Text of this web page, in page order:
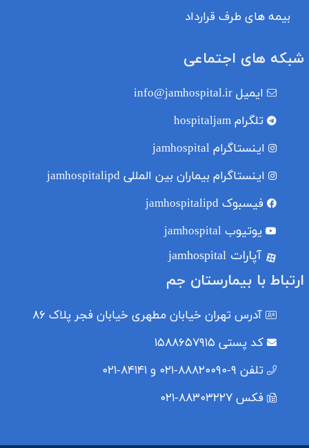
بیمه های طرف قرارداد
شبکه های اجتماعی
ایمیل info@jamhospital.ir
تلگرام hospitaljam
اینستاگرام jamhospital
اینستاگرام بیماران بین المللی jamhospitalipd
فیسبوک jamhospitalipd
یوتیوب jamhospital
آپارات jamhospital
ارتباط با بیمارستان جم
آدرس تهران خیابان مطهری خیابان فجر پلاک ۸۶
کد پستی
تلفن
فکس ۸۸۳۰۳۲۲۷-۰۲۱